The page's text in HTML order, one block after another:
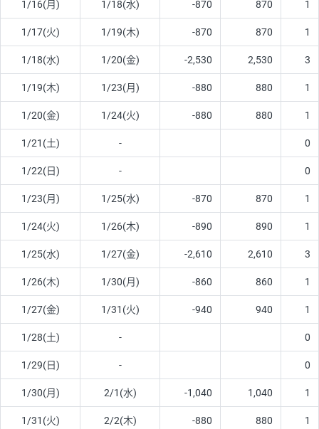
1/16(月) 1/18(水) -870 870 1
1/17(火) 1/19(木) -870 870 1
1/18(水) 1/20(金) -2,530 2,530 3
1/19(木) 1/23(月) -880 880 1
1/20(金) 1/24(火) -880 880 1
1/21(土) - 0
1/22(日) - 0
1/23(月) 1/25(水) -870 870 1
1/24(火) 1/26(木) -890 890 1
1/25(水) 1/27(金) -2,610 2,610 3
1/26(木) 1/30(月) -860 860 1
1/27(金) 1/31(火) -940 940 1
1/28(土) - 0
1/29(日) - 0
1/30(月) 2/1(水) -1,040 1,040 1
1/31(火) 2/2(木) -880 880 1